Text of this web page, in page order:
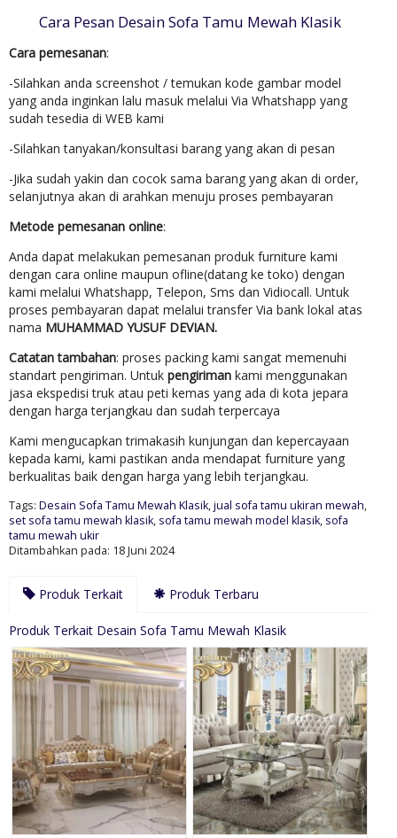
Cara Pesan Desain Sofa Tamu Mewah Klasik
Cara pemesanan:
-Silahkan anda screenshot / temukan kode gambar model
yang anda inginkan lalu masuk melalui Via Whatshapp yang
sudah tesedia di WEB kami
-Silahkan tanyakan/konsultasi barang yang akan di pesan
-Jika sudah yakin dan cocok sama barang yang akan di order,
selanjutnya akan di arahkan menuju proses pembayaran
Metode pemesanan online:
Anda dapat melakukan pemesanan produk furniture kami
dengan cara online maupun ofline(datang ke toko) dengan
kami melalui Whatshapp, Telepon, Sms dan Vidiocall. Untuk
proses pembayaran dapat melalui transfer Via bank lokal atas
nama MUHAMMAD YUSUF DEVIAN.
Catatan tambahan: proses packing kami sangat memenuhi
standart pengiriman. Untuk pengiriman kami menggunakan
jasa ekspedisi truk atau peti kemas yang ada di kota jepara
dengan harga terjangkau dan sudah terpercaya
Kami mengucapkan trimakasih kunjungan dan kepercayaan
kepada kami, kami pastikan anda mendapat furniture yang
berkualitas baik dengan harga yang lebih terjangkau.
Tags: Desain Sofa Tamu Mewah Klasik,jual sofa tamu ukiran mewah,
set sofa tamu mewah klasik, sofa tamu mewah model klasik, sofa
tamu mewah ukir
Ditambahkan pada: 18 Juni 2024
Produk Terkait Produk Terbaru
Produk Terkait Desain Sofa Tamu Mewah Klasik